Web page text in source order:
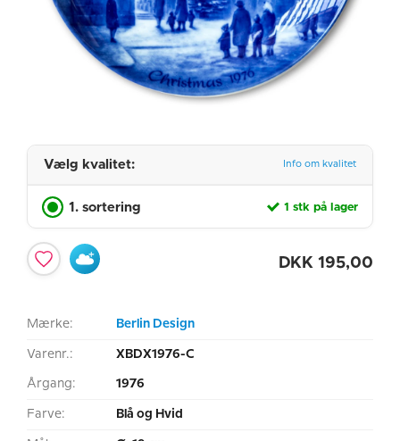
Vælg kvalitet: Info om kvalitet
1. sortering 1 stk på lager
DKK 195,00
Mærke: Berlin Design
Varenr.: XBDX1976-C
Årgang: 1976
Farve: Blå og Hvid